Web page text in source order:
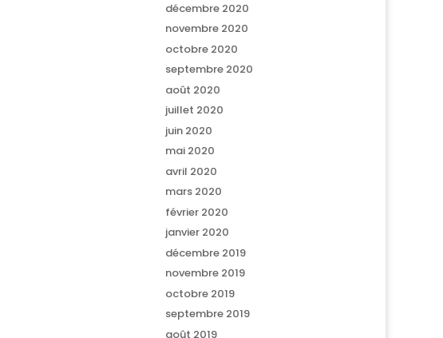
décembre 2020
novembre 2020
octobre 2020
septembre 2020
août 2020
juillet 2020
juin 2020
mai 2020
avril 2020
mars 2020
février 2020
janvier 2020
décembre 2019
novembre 2019
octobre 2019
septembre 2019
août 2019